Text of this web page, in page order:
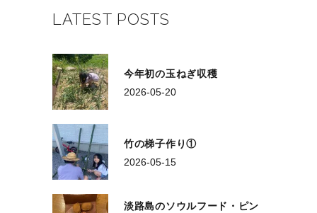
LATEST POSTS
今年初の玉ねぎ収穫
2026-05-20
竹の梯子作り①
2026-05-15
淡路島のソウルフード・ピン